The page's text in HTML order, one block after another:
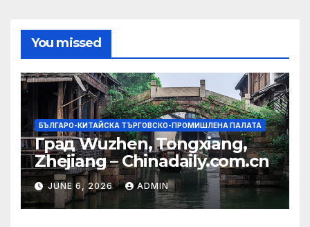
You missed
БЪЛГАРО-КИТАЙСКА ТЪРГОВСКО-ПРОМИШЛЕНА ПАЛАТА
Град Wuzhen, Tongxiang,
Zhejiang – Chinadaily.com.cn
JUNE 6, 2026 ADMIN